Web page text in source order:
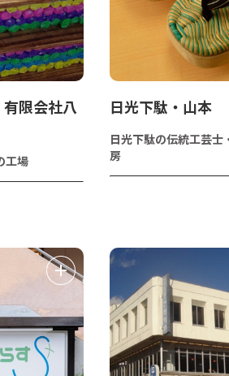
有限会社八
工場
日光下駄・山本
日光下駄の伝統工芸
房